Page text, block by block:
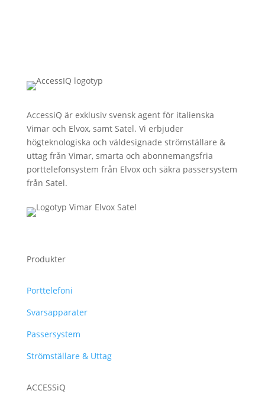
AccessiQ är exklusiv svensk agent för italienska
Vimar och Elvox, samt Satel. Vi erbjuder
högteknologiska och väldesignade strömställare &
uttag från Vimar, smarta och abonnemangsfria
porttelefonsystem från Elvox och säkra passersystem
från Satel.
Produkter
Porttelefoni
Svarsapparater
Passersystem
Strömställare & Uttag
ACCESSiQ